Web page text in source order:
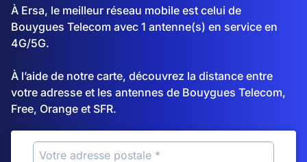
À Ersa, le meilleur réseau mobile est celui de
Bouygues Telecom avec 1 antenne(s) en service en
4G/5G.
À l’aide de notre carte, découvrez la distance entre
votre adresse et les antennes de Bouygues Telecom,
Free, Orange et SFR.